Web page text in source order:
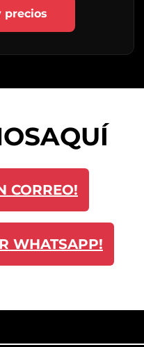
precios
AQUÍ
CORREO!
WHATSAPP!